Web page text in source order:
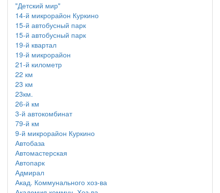
"Детский мир"
14-й микрорайон Куркино
15-й автобусный парк
15-й автобусный парк
19-й квартал
19-й микрорайон
21-й километр
22 км
23 км
23км.
26-й км
3-й автокомбинат
79-й км
9-й микрорайон Куркино
Автобаза
Автомастерская
Автопарк
Адмирал
Акад. Коммунального хоз-ва